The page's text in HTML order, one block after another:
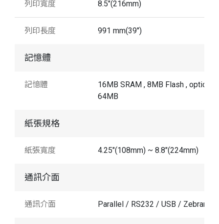
列印寬度 8.5"(216mm)
列印長度 991 mm(39")
記憶體
記憶體
16MB SRAM , 8MB Flash , option to
64MB
紙張規格
紙張寬度 4.25"(108mm) ~ 8.8"(224mm)
通訊介面
通訊介面 Parallel / RS232 / USB / Zebranet